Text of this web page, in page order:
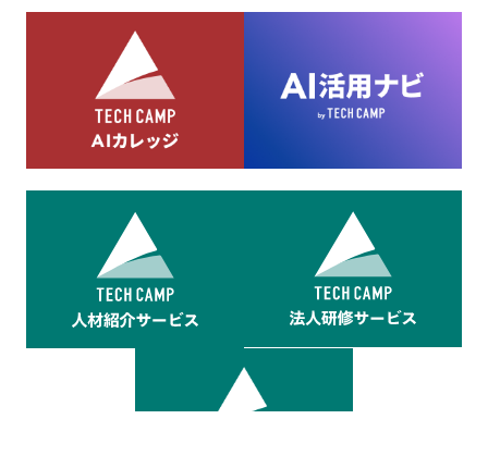
当社は第三者が運営するデータ・マネジメント・プラットフォ
ームからcookieにより収集されたウェブの閲覧機歴及びその分
析結果を取得し、これをお客様の個人データと結びつけた上
で、広告配信等の目的で利用いたします。